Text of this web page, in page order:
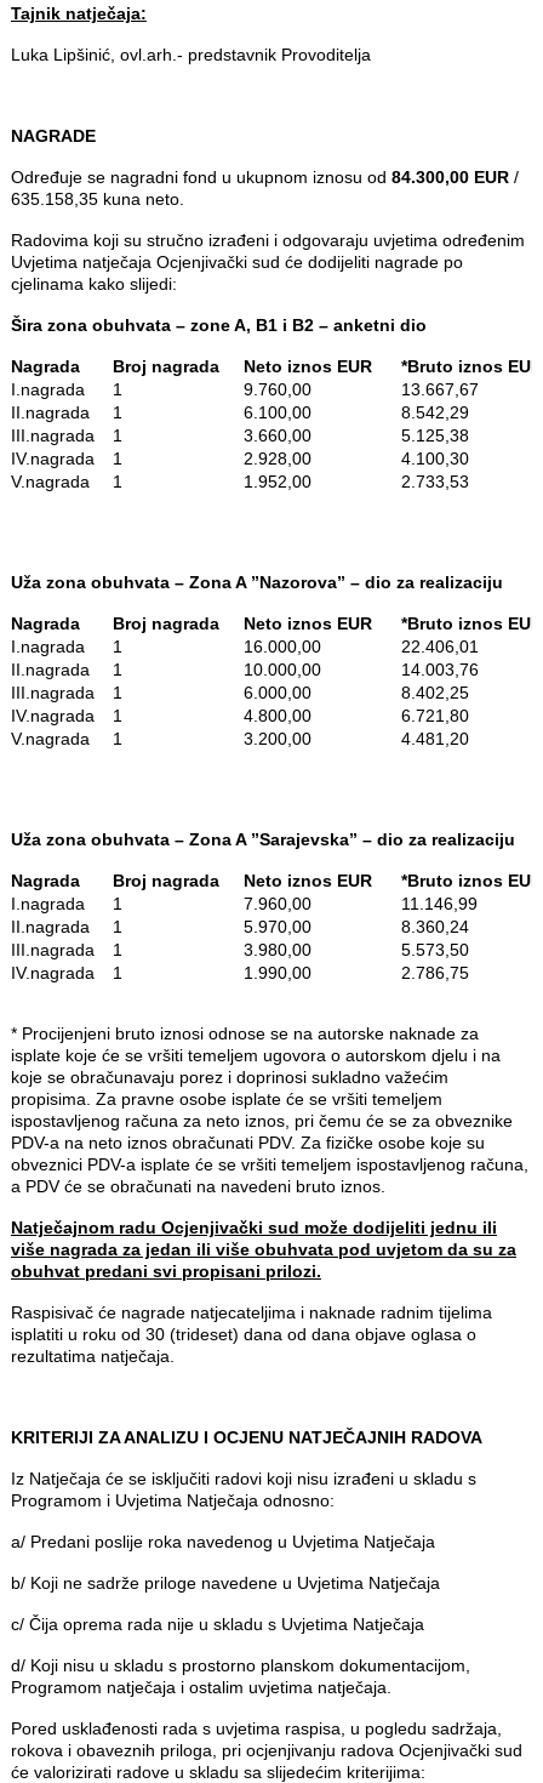
Tajnik natječaja:
Luka Lipšinić, ovl.arh.- predstavnik Provoditelja
NAGRADE
Određuje se nagradni fond u ukupnom iznosu od 84.300,00 EUR/
635.158,35 kuna neto.
Radovima koji su stručno izrađeni i odgovaraju uvjetima određenim
Uvjetima natječaja Ocjenjivački sud će dodijeliti nagrade po
cjelinama kako slijedi:
Šira zona obuhvata – zone A, B1 i B2 – anketni dio
Nagrada Broj nagrada Neto iznos EUR
*Bruto iznos
I.nagrada
1 9.760,00
13.667,67
II.nagrada
1 6.100,00
8.542,29
III.nagrada
1 3.660,00
5.125,38
IV.nagrada
1 2.928,00
4.100,30
V.nagrada
1 1.952,00 2.733,53
Uža zona obuhvata – Zona A ”Nazorova” – dio za realizaciju
Nagrada Broj nagrada Neto iznos EUR
*Bruto iznos
I.nagrada
1 16.000,00
22.406,01
II.nagrada
1 10.000,00
14.003,76
III.nagrada
1 6.000,00
8.402,25
IV.nagrada
1 4.800,00
6.721,80
V.nagrada
1 3.200,00 4.481,20
Uža zona obuhvata – Zona A ”Sarajevska” – dio za realizaciju
Nagrada Broj nagrada Neto iznos EUR
*Bruto iznos
I.nagrada
1 7.960,00
11.146,99
II.nagrada
1 5.970,00
8.360,24
III.nagrada
1 3.980,00
5.573,50
IV.nagrada
1 1.990,00 2.786,75
* Procijenjeni bruto iznosi odnose se na autorske naknade za
isplate koje će se vršiti temeljem ugovora o autorskom djelu i na
koje se obračunavaju porez i doprinosi sukladno važećim
propisima. Za pravne osobe isplate će se vršiti temeljem
ispostavljenog računa za neto iznos, pri čemu će se za obveznike
PDV-a na neto iznos obračunati PDV. Za fizičke osobe koje su
obveznici PDV-a isplate će se vršiti temeljem ispostavljenog računa,
a PDV će se obračunati na navedeni bruto iznos.
Natječajnom radu Ocjenjivački sud može dodijeliti jednu ili
više nagrada za jedan ili više obuhvata pod uvjetom da su za
obuhvat predani svi propisani prilozi.
Raspisivač će nagrade natjecateljima i naknade radnim tijelima
isplatiti u roku od 30 (trideset) dana od dana objave oglasa o
rezultatima natječaja.
KRITERIJI ZA ANALIZU I OCJENU NATJEČAJNIH RADOVA
Iz Natječaja će se isključiti radovi koji nisu izrađeni u skladu s
Programom i Uvjetima Natječaja odnosno:
a/ Predani poslije roka navedenog u Uvjetima Natječaja
b/ Koji ne sadrže priloge navedene u Uvjetima Natječaja
c/ Čija oprema rada nije u skladu s Uvjetima Natječaja
d/ Koji nisu u skladu s prostorno planskom dokumentacijom,
Programom natječaja i ostalim uvjetima natječaja.
Pored usklađenosti rada s uvjetima raspisa, u pogledu sadržaja,
rokova i obaveznih priloga, pri ocjenjivanju radova Ocjenjivački sud
će valorizirati radove u skladu sa slijedećim kriterijima: